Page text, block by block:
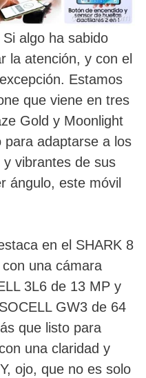
Si algo ha sabido
la atención, y con el
Estamos
que viene en tres
Gold y Moonlight
para adaptarse a los
vibrantes de sus
ángulo, este móvil
en el SHARK 8
una cámara
3L6 de 13 MP y
GW3 de 64
que listo para
una claridad y
ojo, que no es solo